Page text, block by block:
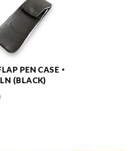
PEN CASE ・
(BLACK)